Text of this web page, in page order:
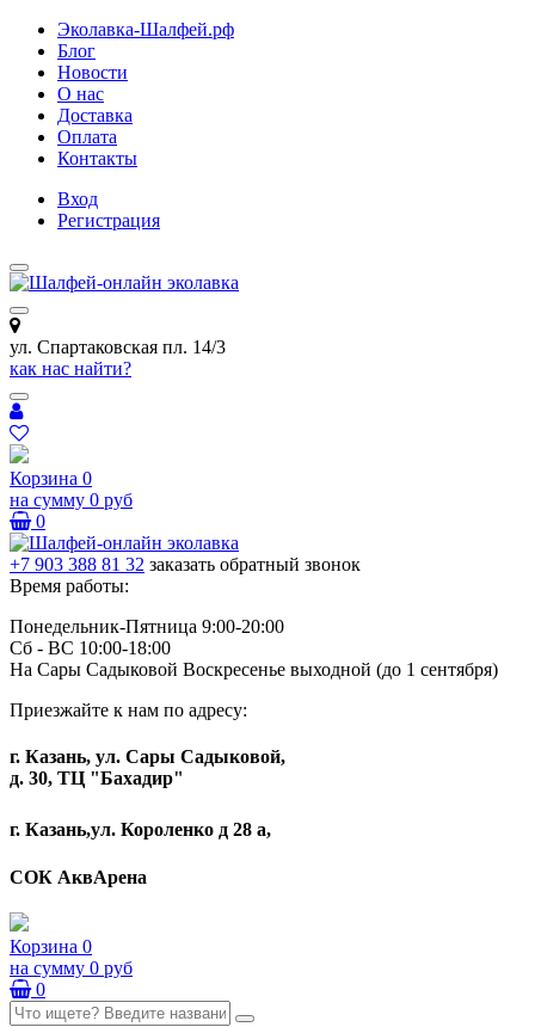
Эколавка-Шалфей.рф
Блог
Новости
О нас
Доставка
Оплата
Контакты
Вход
Регистрация
ул. Спартаковская пл. 14/3
как нас найти?
Корзина 0
на сумму 0 руб
0
+7 903 388 81 32 заказать обратный звонок
Время работы:
Понедельник-Пятница 9:00-20:00
Сб - ВС 10:00-18:00
На Сары Садыковой Воскресенье выходной (до 1 сентября)
Приезжайте к нам по адресу:
г. Казань, ул. Сары Садыковой,
д. 30, ТЦ "Бахадир"
г. Казань,ул. Короленко д 28 а,
СОК АквАрена
Корзина 0
на сумму 0 руб
0